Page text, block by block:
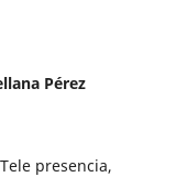
Pérez
presencia,